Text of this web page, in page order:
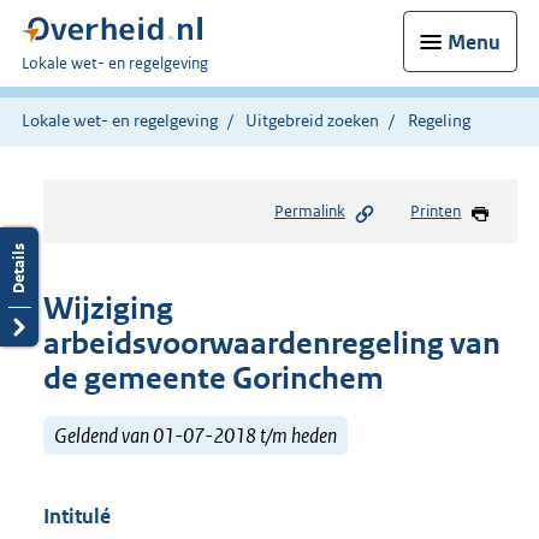
Menu
U
bent
hier:
Lokale wet- en regelgeving
Lokale wet- en regelgeving Uitgebreid zoeken Regeling
Permalink Printen
Wijziging
arbeidsvoorwaardenregeling van
de gemeente Gorinchem
Geldend van 01-07-2018 t/m heden
Intitulé